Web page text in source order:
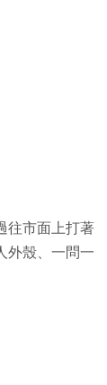
往市面上打著
外殼、一問一